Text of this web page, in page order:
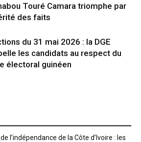
Touré Camara triomphe par
des faits
du 31 mai 2026 : la DGE
les candidats au respect du
électoral guinéen
l’indépendance de la Côte d’Ivoire : les